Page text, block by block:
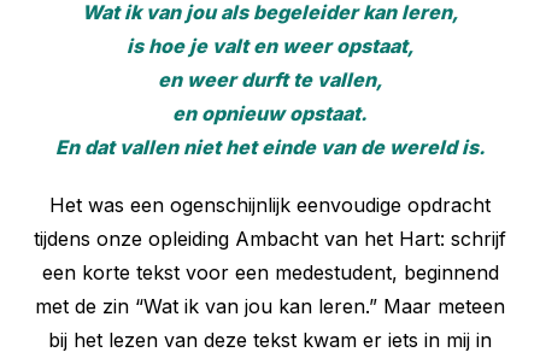
Wat ik van jou als begeleider kan leren,
is hoe je valt en weer opstaat,
en weer durft te vallen,
en opnieuw opstaat.
En dat vallen niet het einde van de wereld is.
Het was een ogenschijnlijk eenvoudige opdracht
tijdens onze opleiding Ambacht van het Hart: schrijf
een korte tekst voor een medestudent, beginnend
met de zin “Wat ik van jou kan leren.” Maar meteen
bij het lezen van deze tekst kwam er iets in mij in